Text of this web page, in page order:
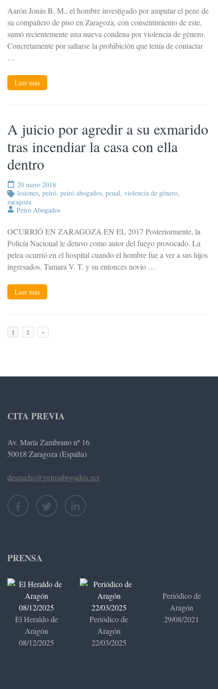
Aarón Jonás B. M., el hombre investigado por amputar el pene de
su compañero de piso en Zaragoza, con consentimiento de este,
sumó recientemente una nueva condena por violencia de género.
Concretamente por saltarse la prohibición que tenía de contactar
…
Leer más
A juicio por agredir a su exmarido
tras incendiar la casa con ella
dentro
20 mayo 2018
lesiones, peiró, peiró abogados, penal, violencia de género,
zaragoza
Peiró Abogados
OCURRIÓ EN ZARAGOZA EN EL 2017 Posteriormente, la
Policía Nacional le detuvo como autor del fuego provocado. La
pelea ocurrió en el hospital cuando el hombre fue a ver a sus hijos
ingresados. Tamara V. T. y su entonces novio …
Leer más
Paginación
de
Página
1 Página
2 >
CITA PREVIA
Av. María Zambrano nº 16
50018 Zaragoza (España)
despacho@peiroabogados.net
PRENSA
El Heraldo de
Aragón
08/12/2025
Periódico de
Aragón
22/03/2025
Periódico de
Aragón
29/08/2021